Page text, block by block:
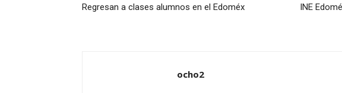
Regresan a clases alumnos en el Edoméx
INE
ocho2